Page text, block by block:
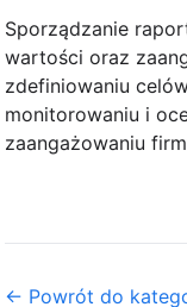
Sporządzanie
wartości oraz
zdefiniowaniu
monitorowaniu i
zaangażowaniu
← Powrót do